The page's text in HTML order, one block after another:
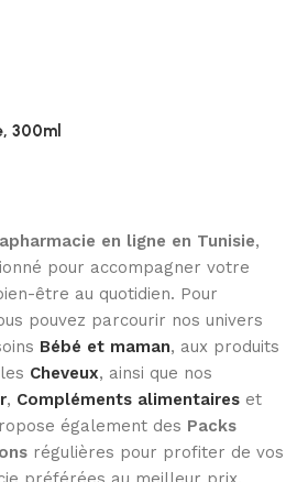
300ml
en ligne en Tunisie,
pour accompagner votre
être au quotidien. Pour
pouvez parcourir nos univers
Bébé et maman, aux produits
Cheveux, ainsi que nos
, Compléments alimentaires et
également des Packs
régulières pour profiter de vos